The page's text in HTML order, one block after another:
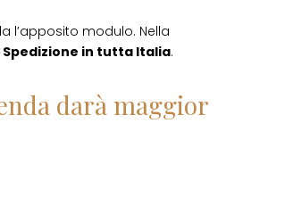
l’apposito modulo. Nella
Spedizione in tutta Italia.
darà maggior